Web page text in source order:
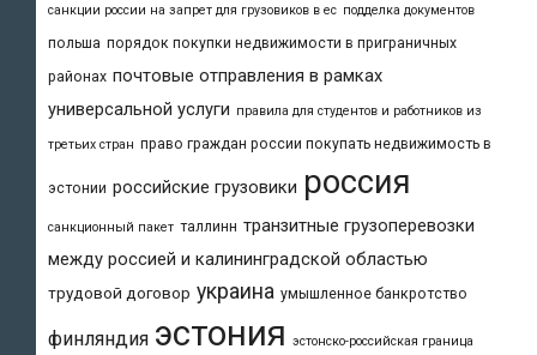
санкции россии на запрет для грузовиков в ес подделка документов
польша порядок покупки недвижимости в приграничных
районах почтовые отправления в рамках
универсальной услуги правила для студентов и работников из
третьих стран право граждан россии покупать недвижимость в
эстонии российские грузовики россия
санкционный пакет таллинн транзитные грузоперевозки
между россией и калининградской областью
трудовой договор украина умышленное банкротство
финляндия эстония эстонско-российская граница